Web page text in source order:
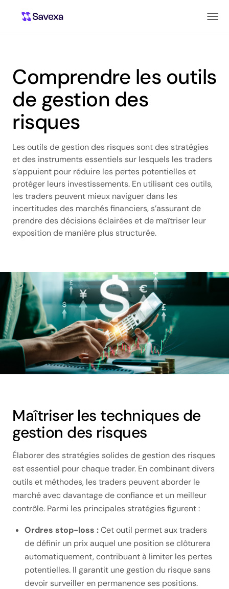
Comprendre les outils
de gestion des
risques
Les outils de gestion des risques sont des stratégies
et des instruments essentiels sur lesquels les traders
s’appuient pour réduire les pertes potentielles et
protéger leurs investissements. En utilisant ces outils,
les traders peuvent mieux naviguer dans les
incertitudes des marchés financiers, s’assurant de
prendre des décisions éclairées et de maîtriser leur
exposition de manière plus structurée.
Maîtriser les techniques de
gestion des risques
Élaborer des stratégies solides de gestion des risques
est essentiel pour chaque trader. En combinant divers
outils et méthodes, les traders peuvent aborder le
marché avec davantage de confiance et un meilleur
contrôle. Parmi les principales stratégies figurent :
Ordres stop-loss :Cet outil permet aux traders
de définir un prix auquel une position se clôturera
automatiquement, contribuant à limiter les pertes
potentielles. Il garantit une gestion du risque sans
devoir surveiller en permanence ses positions.